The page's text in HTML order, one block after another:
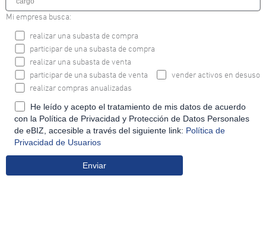
Mi empresa busca:
realizar una subasta de compra
participar de una subasta de compra
realizar una subasta de venta
participar de una subasta de venta
vender activos en desuso
realizar compras anualizadas
He leído y acepto el tratamiento de mis datos de acuerdo
con la Política de Privacidad y Protección de Datos Personales
de eBIZ, accesible a través del siguiente link: Política de
Privacidad de Usuarios